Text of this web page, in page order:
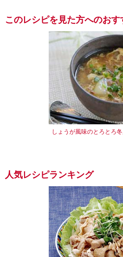
このレシピを見た方へのおす
しょうが風味のとろとろ
人気レシピランキング